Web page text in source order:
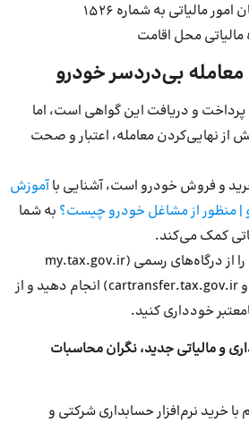
مالیاتی به شماره 1526
محل اقامت
بی‌دردسر خودرو
و دریافت این گواهی است، اما
از نهایی‌کردن معامله، اعتبار و صحت
و فروش خودرو است، آشنایی باآموزش
| منظور از مشاغل خودرو چیست؟ به شما
کمک می‌کند.
همیشه پرداخت مالیات را از درگاه‌های رسمی (my.tax.gov.ir
،payments.tax.gov.ir و cartransfer.tax.gov.ir) انجام دهید و از
خودداری کنید.
و مالیاتی جدید، نگران محاسبات
خرید نرم‌افزار حسابداری شرکتی و